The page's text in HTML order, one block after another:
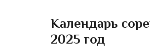
Календарь
2025 год